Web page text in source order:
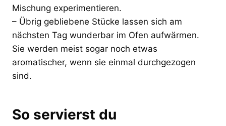
Mischung experimentieren.
– Übrig gebliebene Stücke lassen sich am
nächsten Tag wunderbar im Ofen aufwärmen.
Sie werden meist sogar noch etwas
aromatischer, wenn sie einmal durchgezogen
sind.
So servierst du